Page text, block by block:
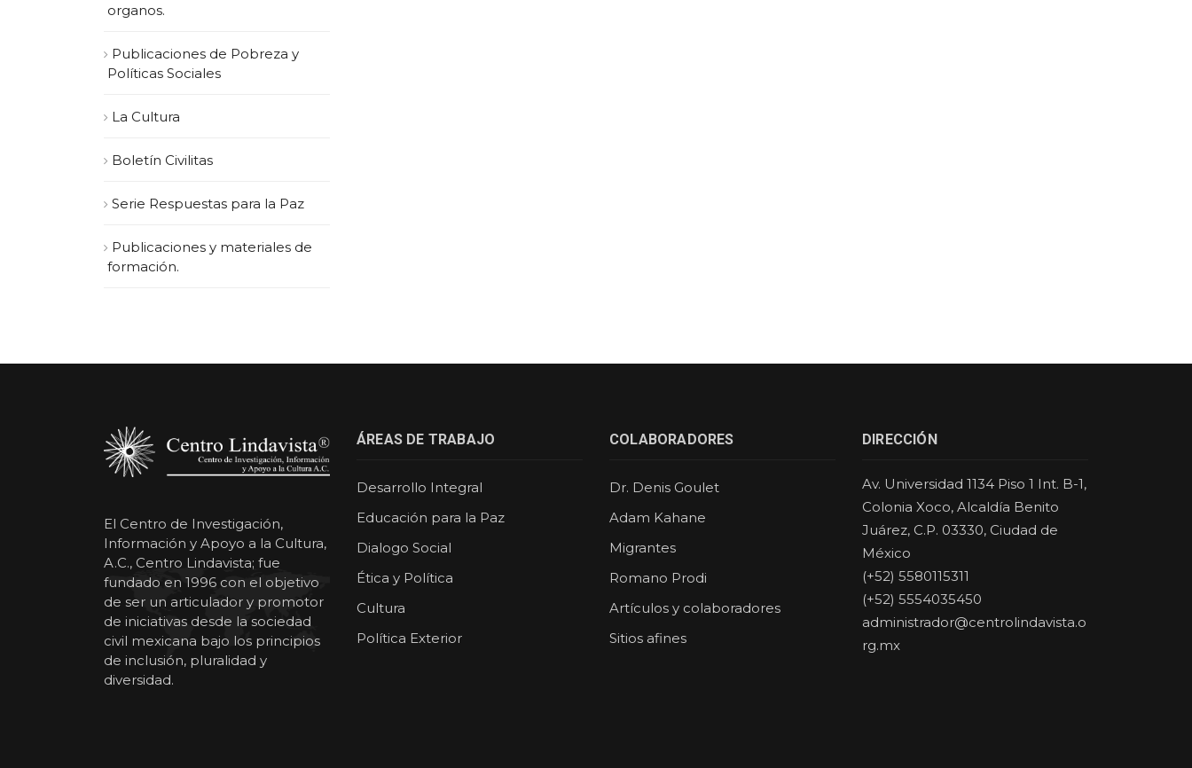
organos.
Publicaciones de Pobreza y
Políticas Sociales
La Cultura
Boletín Civilitas
Serie Respuestas para la Paz
Publicaciones y materiales de
formación.
El Centro de Investigación,
Información y Apoyo a la Cultura,
A.C., Centro Lindavista; fue
fundado en 1996 con el objetivo
de ser un articulador y promotor
de iniciativas desde la sociedad
civil mexicana bajo los principios
de inclusión, pluralidad y
diversidad.
ÁREAS DE TRABAJO
Desarrollo Integral
Educación para la Paz
Dialogo Social
Ética y Política
Cultura
Política Exterior
COLABORADORES
Dr. Denis Goulet
Adam Kahane
Migrantes
Romano Prodi
Artículos y colaboradores
Sitios afines
DIRECCIÓN
Av. Universidad 1134 Piso 1 Int. B-1,
Colonia Xoco, Alcaldía Benito
Juárez, C.P. 03330, Ciudad de
México
(+52) 5580115311
(+52) 5554035450
administrador@centrolindavista.o
rg.mx